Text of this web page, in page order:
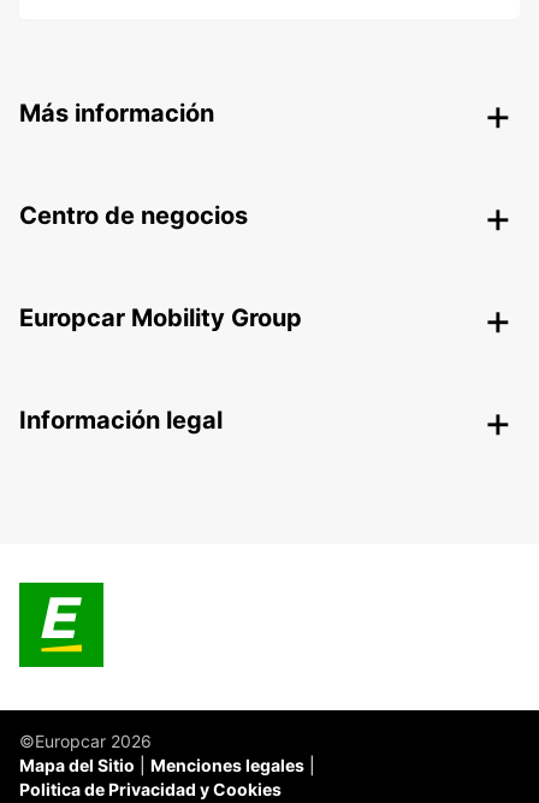
Más información
Centro de negocios
Europcar Mobility Group
Información legal
©Europcar 2026
Mapa del Sitio
Menciones legales
Politica de Privacidad y Cookies